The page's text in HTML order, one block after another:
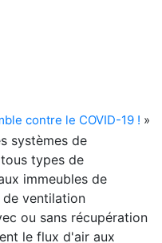
contre le COVID-19 ! »
systèmes de
types de
immeubles de
de ventilation
ou sans récupération
le flux d'air aux